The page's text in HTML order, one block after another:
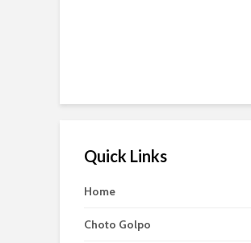
Quick Links
Home
Choto Golpo